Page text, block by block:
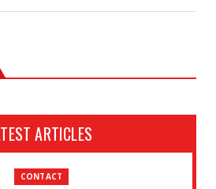
ARTICLES
CONTACT